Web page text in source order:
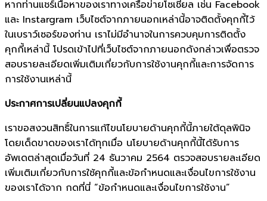
หากท่านแชร์เนื้อหาของเราทางเครือข่ายโซเชียล เช่น Facebook
และ Instargram เว็บไซต์จากภายนอกเหล่านี้อาจติดตั้งคุกกี้ไว้
ในเบราว์เซอร์ของท่าน เราไม่มีอำนาจในการควบคุมการติดตั้ง
คุกกี้เหล่านี้ โปรดเข้าไปที่เว็บไซต์จากภายนอกดังกล่าวเพื่อตรวจ
สอบรายละเอียดเพิ่มเติมเกี่ยวกับการใช้งานคุกกี้และการจัดการ
การใช้งานเหล่านี้
ประกาศการเปลี่ยนแปลงคุกกี้
เราขอสงวนสิทธิ์ในการแก้ไขนโยบายด้านคุกกี้นี้ภายใต้ดุลพินิจ
โดยเด็ดขาดของเราได้ทุกเมื่อ นโยบายด้านคุกกี้นี้ได้รับการ
อัพเดตล่าสุดเมื่อวันที่ 24 ธันวาคม 2564 ตรวจสอบรายละเอียด
เพิ่มเติมเกี่ยวกับการใช้คุกกี้และข้อกำหนดและเงื่อนไขการใช้งาน
ของเราได้จาก กดที่นี่ “ข้อกำหนดและเงื่อนไขการใช้งาน”